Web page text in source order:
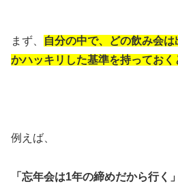
まず、
自分の中で、どの飲み会
かハッキリした基準を持っておく
例えば、
「忘年会は1年の締めだから行く」